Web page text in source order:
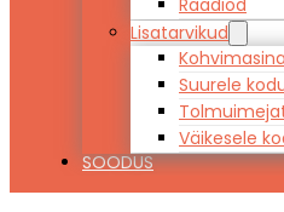
Raadiod
Lisatarvikud
Suurele
Väikesele
SOODUS